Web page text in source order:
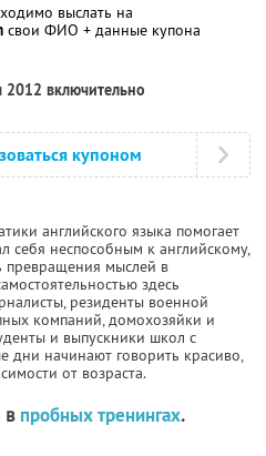
выслать на
свои ФИО + данные купона
включительно
купоном
английского языка помогает
себя неспособным к английскому,
превращения мыслей в
здесь
резиденты военной
компаний, домохозяйки и
и выпускники школ с
дни начинают говорить красиво,
от возраста.
в пробных тренингах.